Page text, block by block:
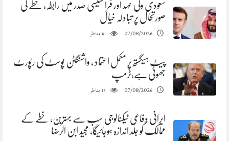
سعودی ولی عہد اور فرانسیسی صدر میں رابطہ، خطے کی
صورتحال پر تبادلہ خیال
07/08/2026
16مناظر
پیٹ ہیگستھ پر مکمل اعتماد ، واشنگٹن پوسٹ کی رپورٹ
جھوٹی ہے،ٹرمپ
07/08/2026
13مناظر
ایرانی دفاعی ٹیکنالوجی سب سے بہترین، خطے کے
ممالک کو جلد اندازہ ہوجائیگا، مجید ابن الرضا